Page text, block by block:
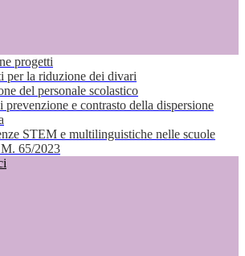
progetti
per la riduzione dei divari
del personale scolastico
e contrasto della dispersione
STEM e multilinguistiche nelle scuole
65/2023